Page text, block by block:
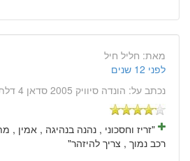
מאת: חליל חיל
לפני 12 שנים
נכתב על: הונדה סיוויק 2005 סדאן 4 דלתות
"זריז וחסכוני , נהנה בנהיגה , אמין
רכב נמוך , צריך להיזהר"